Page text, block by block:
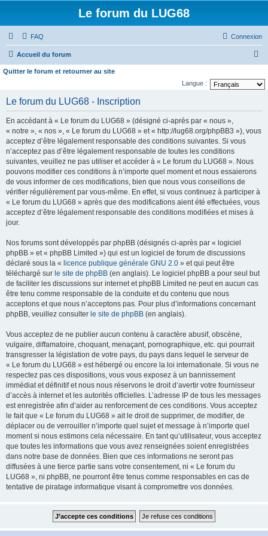
Le forum du LUG68
FAQ Connexion
Accueil du forum
c
e
Quitter le forum et retourner au site
Langue :
Le forum du LUG68 - Inscription
En accédant à « Le forum du LUG68 » (désigné ci-après par « nous »,
« notre », « nos », « Le forum du LUG68 » et « http://lug68.org/phpBB3 »), vous
acceptez d’être légalement responsable des conditions suivantes. Si vous
n’acceptez pas d’être légalement responsable de toutes les conditions
suivantes, veuillez ne pas utiliser et accéder à « Le forum du LUG68 ». Nous
pouvons modifier ces conditions à n’importe quel moment et nous essaierons
de vous informer de ces modifications, bien que nous vous conseillons de
vérifier régulièrement par vous-même. En effet, si vous continuez à participer à
« Le forum du LUG68 » après que des modifications aient été effectuées, vous
acceptez d’être légalement responsable des conditions modifiées et mises à
jour.
Nos forums sont développés par phpBB (désignés ci-après par « logiciel
phpBB » et « phpBB Limited ») qui est un logiciel de forum de discussions
déclaré sous la « licence publique générale GNU 2.0 » et qui peut être
téléchargé sur le site de phpBB (en anglais). Le logiciel phpBB a pour seul but
de faciliter les discussions sur internet et phpBB Limited ne peut en aucun cas
être tenu comme responsable de la conduite et du contenu que nous
acceptons et que nous n’acceptons pas. Pour plus d’informations concernant
phpBB, veuillez consulter le site de phpBB (en anglais).
Vous acceptez de ne publier aucun contenu à caractère abusif, obscène,
vulgaire, diffamatoire, choquant, menaçant, pornographique, etc. qui pourrait
transgresser la législation de votre pays, du pays dans lequel le serveur de
« Le forum du LUG68 » est hébergé ou encore la loi internationale. Si vous ne
respectez pas ces dispositions, vous vous exposez à un bannissement
immédiat et définitif et nous nous réservons le droit d’avertir votre fournisseur
d’accès à internet et les autorités officielles. L’adresse IP de tous les messages
est enregistrée afin d’aider au renforcement de ces conditions. Vous acceptez
le fait que « Le forum du LUG68 » ait le droit de supprimer, de modifier, de
déplacer ou de verrouiller n’importe quel sujet et message à n’importe quel
moment si nous estimons cela nécessaire. En tant qu’utilisateur, vous acceptez
que toutes les informations que vous avez renseignées soient enregistrées
dans notre base de données. Bien que ces informations ne seront pas
diffusées à une tierce partie sans votre consentement, ni « Le forum du
LUG68 », ni phpBB, ne pourront être tenus comme responsables en cas de
tentative de piratage informatique visant à compromettre vos données.